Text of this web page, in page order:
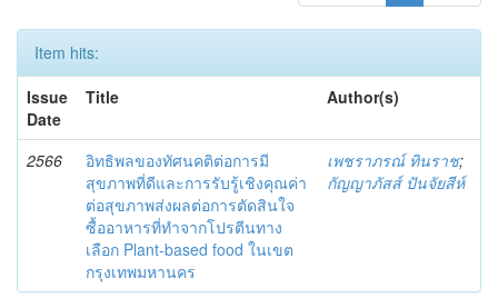
Item hits:
Issue
Date
Title Author(s)
2566
อิทธิพลของทัศนคติต่อการมี
สุขภาพที่ดีและการรับรู้เชิงคุณค่า
ต่อสุขภาพส่งผลต่อการตัดสินใจ
ซื้ออาหารที่ทำจากโปรตีนทาง
เลือก Plant-based food ในเขต
กรุงเทพมหานคร
เพชราภรณ์ ทินราช;
กัญญาภัสส์ ปันจัยสีห์